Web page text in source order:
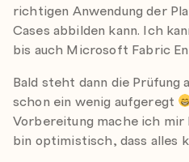
richtigen Anwendung der
Cases abbilden kann. Ich
bis auch Microsoft Fabric
Bald steht dann die Prüfung
schon ein wenig aufgeregt
Vorbereitung mache ich mir
bin optimistisch, dass alles